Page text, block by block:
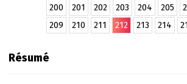
200
201 202 203 204 205
209
210 211 212 213 214
Résumé